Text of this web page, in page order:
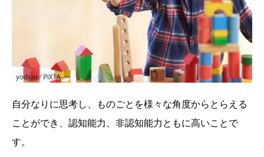
自分なりに思考し、ものごとを様々な角度からとらえる
ことができ、認知能力、非認知能力ともに高いことで
す。